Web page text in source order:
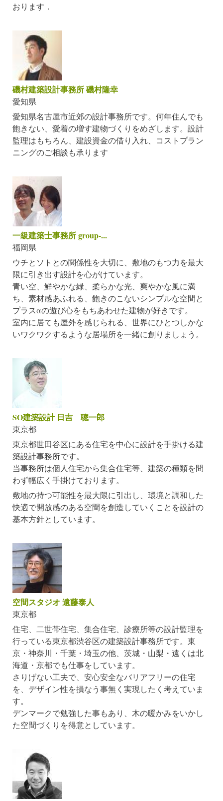
おります．
磯村建築設計事務所 磯村隆幸
愛知県
愛知県名古屋市近郊の設計事務所です。何年住んでも
飽きない、愛着の増す建物づくりをめざします。設計
監理はもちろん、建設資金の借り入れ、コストプラン
ニングのご相談も承ります
一級建築士事務所 group-...
福岡県
ウチとソトとの関係性を大切に、敷地のもつ力を最大
限に引き出す設計を心がけています。
青い空、鮮やかな緑、柔らかな光、爽やかな風に満
ち、素材感あふれる、飽きのこないシンプルな空間と
プラスαの遊び心をもちあわせた建物が好きです。
室内に居ても屋外を感じられる、世界にひとつしかな
いワクワクするような居場所を一緒に創りましょう。
SO建築設計 日吉 聰一郎
東京都
東京都世田谷区にある住宅を中心に設計を手掛ける建
築設計事務所です。
当事務所は個人住宅から集合住宅等、建築の種類を問
わず幅広く手掛けております。
敷地の持つ可能性を最大限に引出し、環境と調和した
快適で開放感のある空間を創造していくことを設計の
基本方針としています。
空間スタジオ 遠藤泰人
東京都
住宅、二世帯住宅、集合住宅、診療所等の設計監理を
行っている東京都渋谷区の建築設計事務所です。東
京・神奈川・千葉・埼玉の他、茨城・山梨・遠くは北
海道・京都でも仕事をしています。
さりげない工夫で、安心安全なバリアフリーの住宅
を、デザイン性を損なう事無く実現したく考えていま
す。
デンマークで勉強した事もあり、木の暖かみをいかし
た空間づくりを得意としています。